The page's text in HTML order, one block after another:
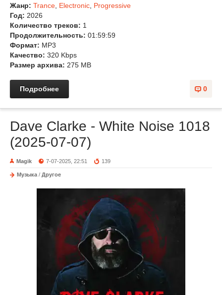
Жанр: Trance Electronic Progressive
Год: 2026
Количество треков: 1
Продолжительность: 01:59:59
Формат: MP3
Качество: 320 Kbps
Размер архива: 275 MB
0
Подробнее
Dave Clarke - White Noise 1018
(2025-07-07)
Magik 7-07-2025, 22:51 139
Музыка / Другое